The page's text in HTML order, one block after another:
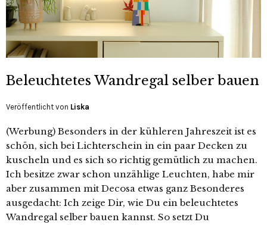
Beleuchtetes Wandregal selber bauen
Veröffentlicht von Liska
(Werbung) Besonders in der kühleren Jahreszeit ist es
schön, sich bei Lichterschein in ein paar Decken zu
kuscheln und es sich so richtig gemütlich zu machen.
Ich besitze zwar schon unzählige Leuchten, habe mir
aber zusammen mit Decosa etwas ganz Besonderes
ausgedacht: Ich zeige Dir, wie Du ein beleuchtetes
Wandregal selber bauen kannst. So setzt Du